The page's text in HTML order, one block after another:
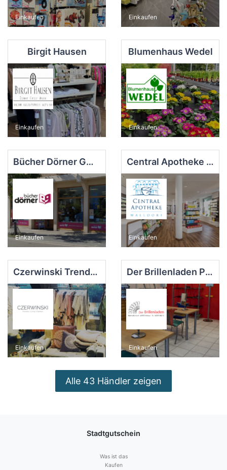
Einkaufen Einkaufen
Birgit Hausen
Einkaufen
Blumenhaus Wedel
Einkaufen
Bücher Dörner GmbH
Einkaufen
Central Apotheke Walldorf
Einkaufen
Czerwinski Trendfloristik & Wohnaccessoires
Einkaufen
Der Brillenladen Petra Tognino
Einkaufen
Alle 43 Händler zeigen
Stadtgutschein
Was ist das
Kaufen